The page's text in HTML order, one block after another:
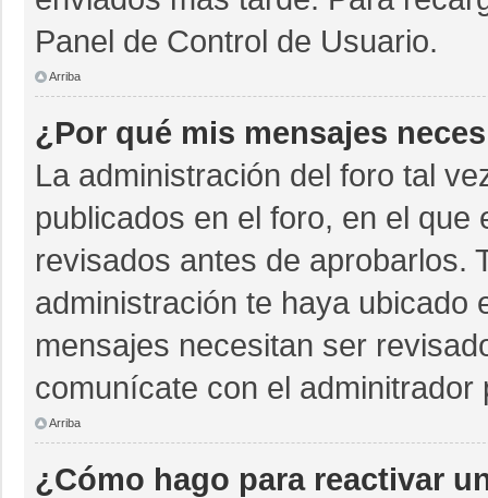
Panel de Control de Usuario.
Arriba
¿Por qué mis mensajes
La administración del foro tal
publicados en el foro, en el
revisados antes de aprobarlos.
administración te haya ubicado
mensajes necesitan ser
comunícate con el
Arriba
¿Cómo hago para reactivar